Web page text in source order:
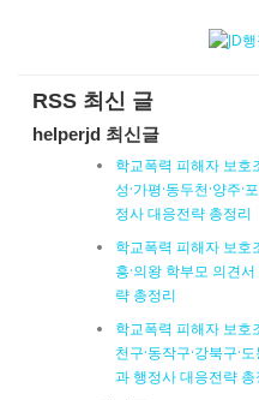
RSS 최신 글
helperjd 최신글
학교폭력 피해자 보호
성·가평·동두천·양주
정사 대응전략 총정리
학교폭력 피해자 보호
흥·의왕 학부모 의견
략 총정리
학교폭력 피해자 보호
천구·동작구·강북구·
과 행정사 대응전략 총